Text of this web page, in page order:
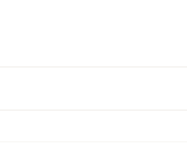
difetti del
e il mini toy?